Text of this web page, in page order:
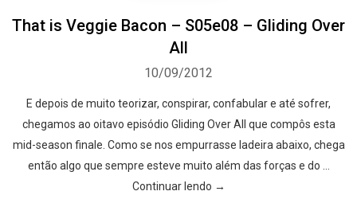
That is Veggie Bacon – S05e08 – Gliding Over
All
10/09/2012
E depois de muito teorizar, conspirar, confabular e até sofrer,
chegamos ao oitavo episódio Gliding Over All que compôs esta
mid-season finale. Como se nos empurrasse ladeira abaixo, chega
então algo que sempre esteve muito além das forças e do …
Continuar lendo →